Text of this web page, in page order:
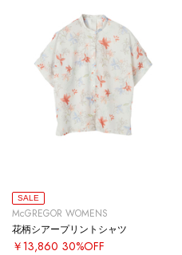
SALE
McGREGOR WOMENS
花柄シアープリントシャツ
￥13,860 30%OFF